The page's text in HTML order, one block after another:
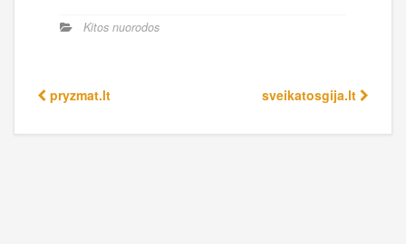
Kitos nuorodos
pryzmat.lt sveikatosgija.lt